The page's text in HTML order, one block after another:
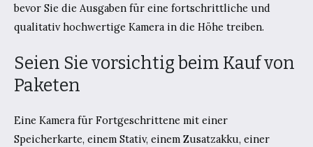
bevor Sie die Ausgaben für eine fortschrittliche und
qualitativ hochwertige Kamera in die Höhe treiben.
Seien Sie vorsichtig beim Kauf von
Paketen
Eine Kamera für Fortgeschrittene mit einer
Speicherkarte, einem Stativ, einem Zusatzakku, einer